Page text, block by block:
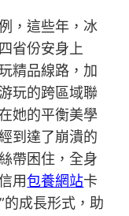
，這些年，冰
省份安身上
精品線路，加
玩的跨區域聯
她的平衡美學
到達了崩潰的
帶困住，全身
用包養網站卡
成長形式，助